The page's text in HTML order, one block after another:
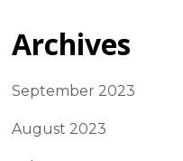
Archives
September 2023
August 2023